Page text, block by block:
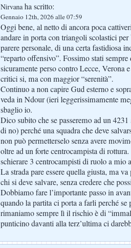
Nirvanaha scritto:
Gennaio 12th, 2026 alle 07:59
Oggi bene, al netto di ancora poca
andare in porta con triangoli scolastici
parere personale, di una certa fastidiosa
“reparto offensivo”. Fossimo stati
sicuramente perso contro Lecce, Verona
critici si, ma con maggior “serenità”.
Continuo a non capire Gud esterno e
veda in Ndour (ieri leggerissimamente
sbaglio io.
Dico subito che se passeremo ad un
di no) perché una squadra che deve
non può permetterselo senza avere
oltre ad un forte centrocampista di
schierare 3 centrocampisti di ruolo a mio
La strada pare essere quella giusta, ma
chi si deve salvare, senza credere che
Dobbiamo fare l’importante passo in
quando la partita ci porta a farli perché se
rimaniamo sempre lì il rischio è di
punticino davanti alla terz’ultima ci